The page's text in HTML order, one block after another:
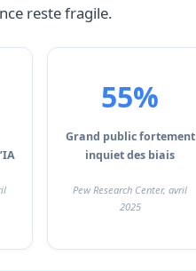
reste fragile.
55%
Grand public fortement
inquiet des biais
Pew Research Center, avril
2025